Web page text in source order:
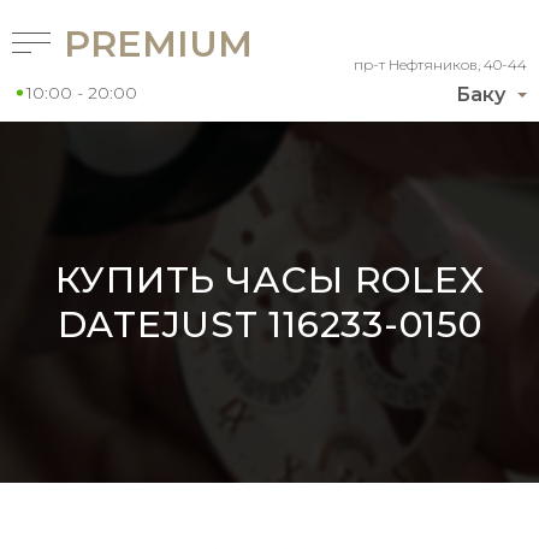
Баку
пр-т Нефтяников, 40-44
PREMIUM
10:00 - 20:00
КУПИТЬ ЧАСЫ ROLEX
DATEJUST 116233-0150